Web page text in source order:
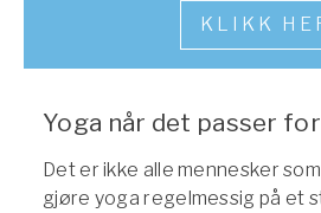
Yogobe Health & Care
Yogobes helsesatsinger for å
global_menu.more.far.title
For bedrifter og arbeidsgivere
Støtte til arbeidsgivere,
organisasjoner
KLIKK
Yoga når det passer
Det er ikke alle mennesker
gjøre yoga regelmessig på et